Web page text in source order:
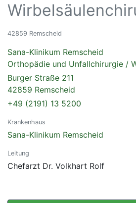
42859 Remscheid
Sana-Klinikum Remscheid
Orthopädie und Unfallchirurgie /
Burger Straße 211
42859 Remscheid
+49 (2191) 13 5200
Krankenhaus
Sana-Klinikum Remscheid
Leitung
Chefarzt Dr. Volkhart Rolf